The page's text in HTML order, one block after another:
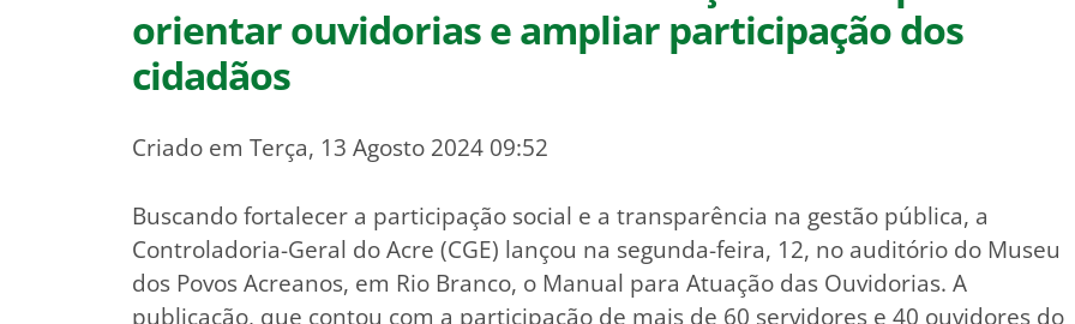
orientar ouvidorias e ampliar participação dos
cidadãos
Criado em Terça, 13 Agosto 2024 09:52
Buscando fortalecer a participação social e a transparência na gestão pública, a
Controladoria-Geral do Acre (CGE) lançou na segunda-feira, 12, no auditório do Museu
dos Povos Acreanos, em Rio Branco, o Manual para Atuação das Ouvidorias. A
publicação, que contou com a participação de mais de 60 servidores e 40 ouvidores do